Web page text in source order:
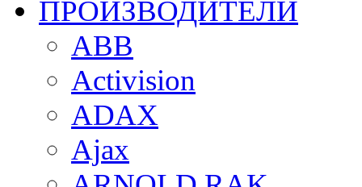
ПРОИЗВОДИТЕЛИ
ABB
Activision
ADAX
Ajax